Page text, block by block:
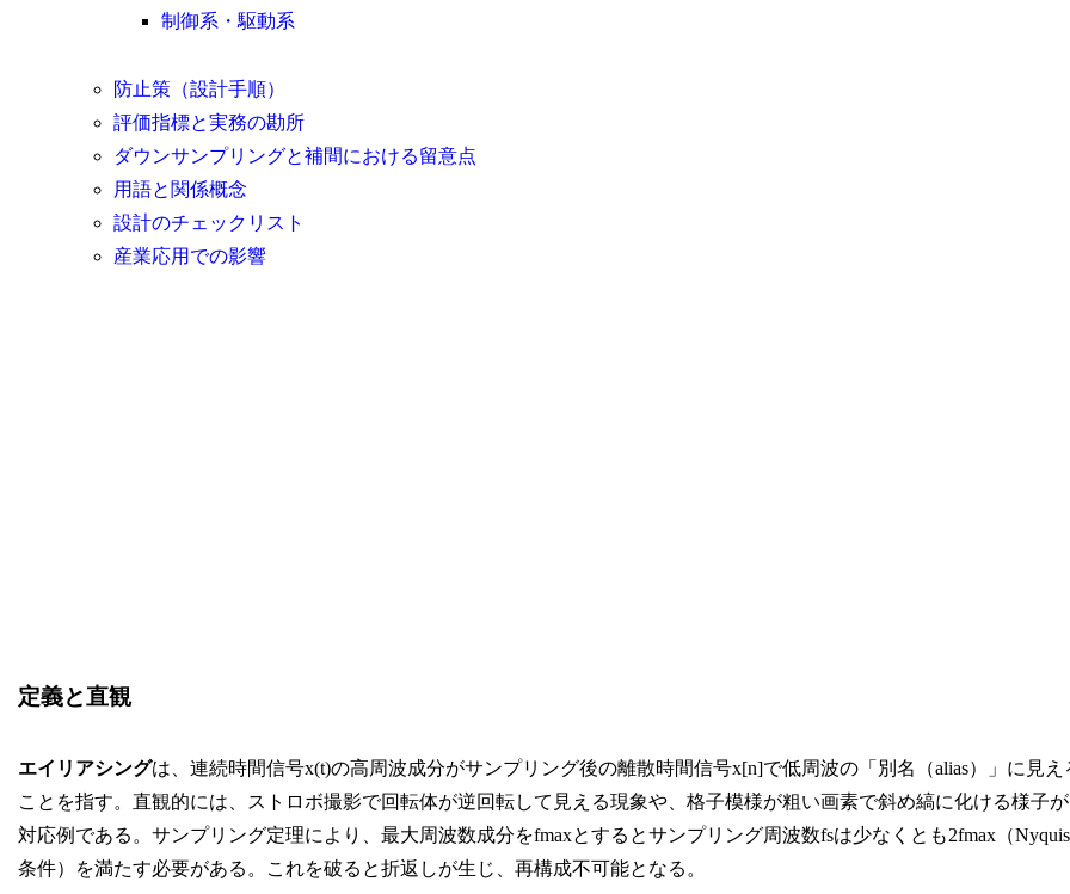
制御系・駆動系
防止策（設計手順）
評価指標と実務の勘所
ダウンサンプリングと補間における留意点
用語と関係概念
設計のチェックリスト
産業応用での影響
定義と直観
エイリアシングは、連続時間信号x(t)の高周波成分がサンプリング後の離散時間信号x[n]で低周波の「別名（alias）」に見え
ことを指す。直観的には、ストロボ撮影で回転体が逆回転して見える現象や、格子模様が粗い画素で斜め縞に化ける様子が
対応例である。サンプリング定理により、最大周波数成分をfmaxとするとサンプリング周波数fsは少なくとも2fmax（
条件）を満たす必要がある。これを破ると折返しが生じ、再構成不可能となる。